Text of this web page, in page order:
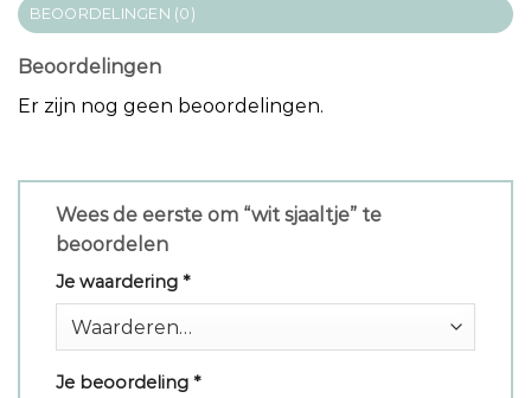
BEOORDELINGEN (0)
Beoordelingen
Er zijn nog geen beoordelingen.
Wees de eerste om “wit sjaaltje” te
beoordelen
Je waardering *
Je beoordeling *